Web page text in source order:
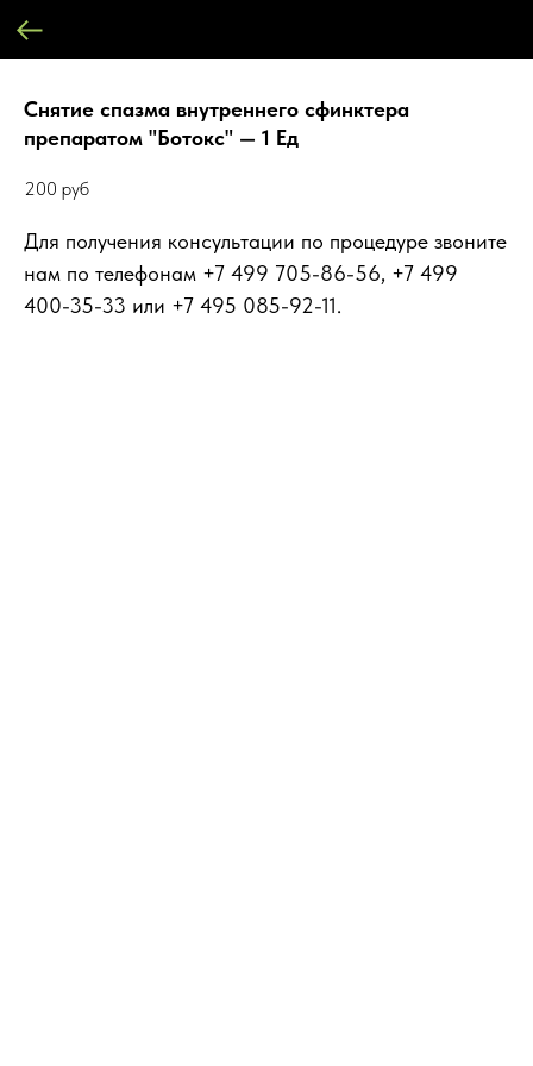
Снятие спазма внутреннего сфинктера
препаратом "Ботокс" — 1 Ед
200 руб
Для получения консультации по процедуре звоните
нам по телефонам +7 499 705-86-56, +7 499
400-35-33 или +7 495 085-92-11.